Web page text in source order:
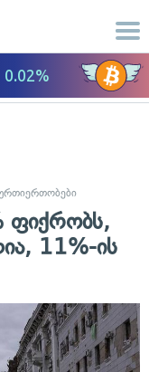
ფიქრობს,
11%-ის